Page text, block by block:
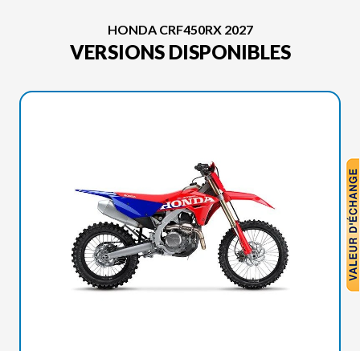
HONDA CRF450RX 2027
VERSIONS DISPONIBLES